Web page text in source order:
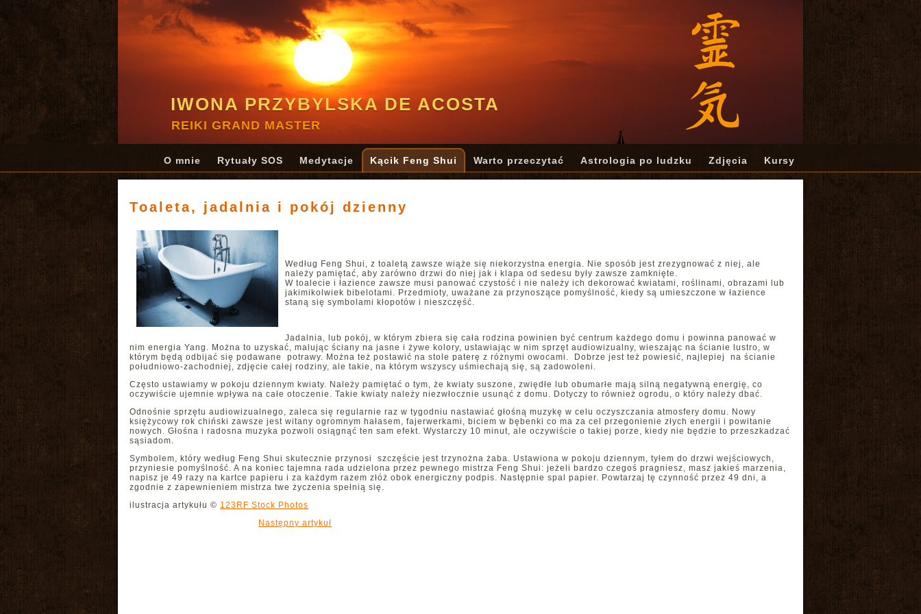
IWONA PRZYBYLSKA DE ACOSTA
REIKI GRAND MASTER
O mnie Rytuały SOS Medytacje Kącik Feng Shui Warto przeczytać Astrologia po ludzku Zdjęcia Kursy
Toaleta, jadalnia i pokój dzienny
Według Feng Shui, z toaletą zawsze wiąże się niekorzystna energia. Nie sposób jest zrezygnować z niej, ale
należy pamiętać, aby zarówno drzwi do niej jak i klapa od sedesu były zawsze zamknięte.
W toalecie i łazience zawsze musi panować czystość i nie należy ich dekorować kwiatami, roślinami, obrazami lub
jakimikolwiek bibelotami. Przedmioty, uważane za przynoszące pomyślność, kiedy są umieszczone w łazience
staną się symbolami kłopotów i nieszczęść.
Jadalnia, lub pokój, w którym zbiera się cała rodzina powinien być centrum każdego domu i powinna panować w
nim energia Yang. Można to uzyskać, malując ściany na jasne i żywe kolory, ustawiając w nim sprzęt audiowizualny, wieszając na ścianie lustro, w
którym będą odbijać się podawane potrawy. Można też postawić na stole paterę z różnymi owocami. Dobrze jest też powiesić, najlepiej na ścianie
południowo-zachodniej, zdjęcie całej rodziny, ale takie, na którym wszyscy uśmiechają się, są zadowoleni.
Często ustawiamy w pokoju dziennym kwiaty. Należy pamiętać o tym, że kwiaty suszone, zwiędłe lub obumarłe mają silną negatywną energię, co
oczywiście ujemnie wpływa na całe otoczenie. Takie kwiaty należy niezwłocznie usunąć z domu. Dotyczy to również ogrodu, o który należy dbać.
Odnośnie sprzętu audiowizualnego, zaleca się regularnie raz w tygodniu nastawiać głośną muzykę w celu oczyszczania atmosfery domu. Nowy
księżycowy rok chiński zawsze jest witany ogromnym hałasem, fajerwerkami, biciem w bębenki co ma za cel przegonienie złych energii i powitanie
nowych. Głośna i radosna muzyka pozwoli osiągnąć ten sam efekt. Wystarczy 10 minut, ale oczywiście o takiej porze, kiedy nie będzie to przeszkadzać
sąsiadom.
Symbolem, który według Feng Shui skutecznie przynosi szczęście jest trzynożna żaba. Ustawiona w pokoju dziennym, tyłem do drzwi wejściowych,
przyniesie pomyślność. A na koniec tajemna rada udzielona przez pewnego mistrza Feng Shui: jeżeli bardzo czegoś pragniesz, masz jakieś marzenia,
napisz je 49 razy na kartce papieru i za każdym razem złóż obok energiczny podpis. Następnie spal papier. Powtarzaj tę czynność przez 49 dni, a
zgodnie z zapewnieniem mistrza twe życzenia spełnią się.
ilustracja artykułu © 123RF Stock Photos
Następny artykuł